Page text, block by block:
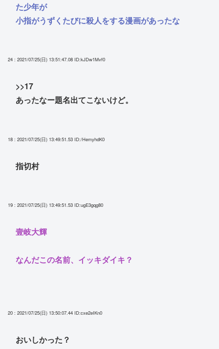
た少年が
小指がうずくたびに殺人をする漫画があったな
24 : 2021/07/25(日) 13:51:47.08 ID:kJDw1Mvf0
>>17
あったなー題名出てこないけど。
18 : 2021/07/25(日) 13:49:51.53 ID:/HemyhdK0
指切村
19 : 2021/07/25(日) 13:49:51.53 ID:ugE3gqg80
壹岐大輝
なんだこの名前、イッキダイキ？
20 : 2021/07/25(日) 13:50:07.44 ID:cxe2eIKn0
おいしかった？